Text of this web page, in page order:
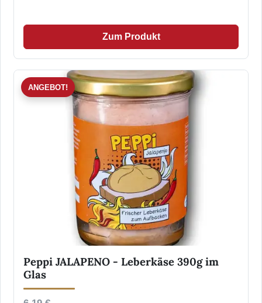
Zum Produkt
ANGEBOT!
Peppi JALAPENO - Leberkäse 390g im
Glas